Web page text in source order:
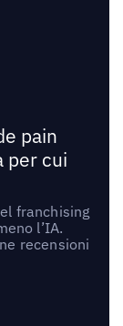
pain
per cui
franchising
l’IA.
recensioni